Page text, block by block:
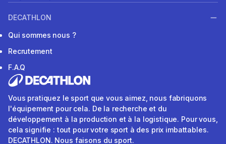
DECATHLON
Qui sommes nous ?
Recrutement
F.A.Q
Vous pratiquez le sport que vous aimez, nous fabriquons
l'équipement pour cela. De la recherche et du
développement à la production et à la logistique. Pour vous,
cela signifie : tout pour votre sport à des prix imbattables.
DECATHLON. Nous faisons du sport.